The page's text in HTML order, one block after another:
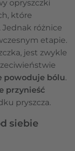
opryszczki
które
Jednak różnice
etapie.
jest zwykle
powoduje bólu.
przynieść
pryszcza.
siebie